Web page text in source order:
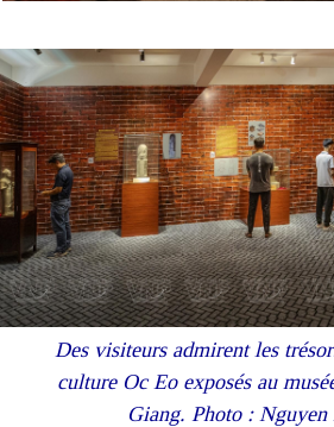
Des visiteurs admirent les
culture Oc Eo exposés au
Giang. Photo :